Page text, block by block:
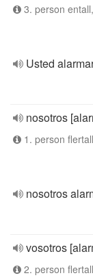
3. person
Usted
nosotros
1. person
nosotros
vosotros
2. person